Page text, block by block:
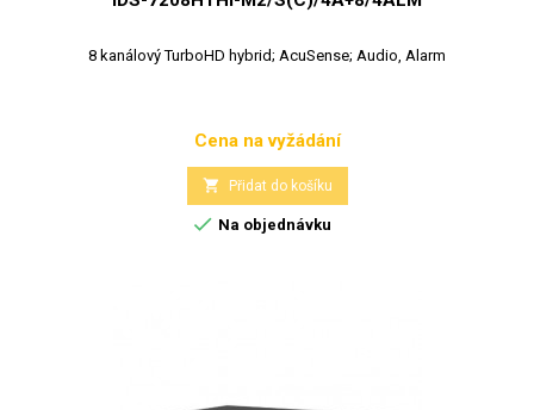
8 kanálový TurboHD hybrid; AcuSense; Audio, Alarm
Cena
Cena na vyžádání
 Přidat do košíku
 Na objednávku